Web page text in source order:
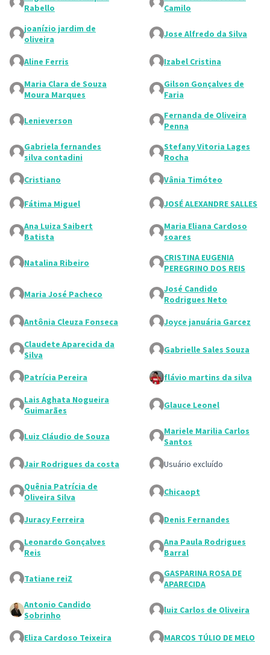
Rabello
Camilo
joanízio jardim de
oliveira
Jose Alfredo da Silva
Aline Ferris Izabel Cristina
Maria Clara de Souza
Moura Marques
Gilson Gonçalves de
Faria
Lenieverson
Fernanda de Oliveira
Penna
Gabriela fernandes
silva contadini
Stefany Vitoria Lages
Rocha
Cristiano Vânia Timóteo
Fátima Miguel JOSÉ ALEXANDRE SALLES
Ana Luiza Saibert
Batista
Maria Eliana Cardoso
soares
Natalina Ribeiro
CRISTINA EUGENIA
PEREGRINO DOS REIS
Maria José Pacheco
José Candido
Rodrigues Neto
Antônia Cleuza Fonseca Joyce januária Garcez
Claudete Aparecida da
Silva
Gabrielle Sales Souza
Patrícia Pereira flávio martins da silva
Lais Aghata Nogueira
Guimarães
Glauce Leonel
Luiz Cláudio de Souza
Mariele Marilia Carlos
Santos
Jair Rodrigues da costa Usuário excluído
Quênia Patrícia de
Oliveira Silva
Chicaopt
Juracy Ferreira Denis Fernandes
Leonardo Gonçalves
Reis
Ana Paula Rodrigues
Barral
Tatiane reiZ
GASPARINA ROSA DE
APARECIDA
Antonio Candido
Sobrinho
luiz Carlos de Oliveira
Eliza Cardoso Teixeira MARCOS TÚLIO DE MELO